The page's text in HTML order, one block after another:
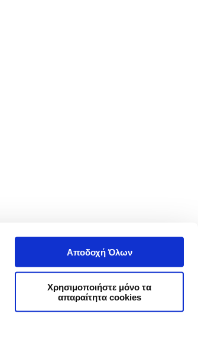
Αποδοχή Όλων
Χρησιμοποιήστε μόνο τα
απαραίτητα cookies